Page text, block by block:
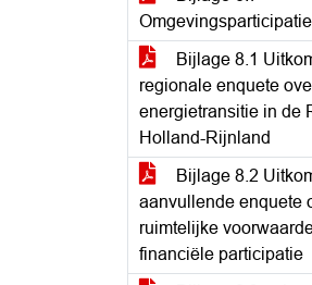
Omgevingsparticipatie
Bijlage 8.1
regionale enquete
energietransitie in de
Holland-Rijnland
Bijlage 8.2
aanvullende enquete
ruimtelijke
financiële participatie